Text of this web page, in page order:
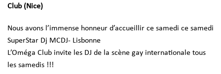
Club (Nice)
Nous avons l’immense honneur d’accueillir ce samedi ce samedi
SuperStar Dj MCDJ- Lisbonne
L’Oméga Club invite les DJ de la scène gay internationale tous
les samedis !!!